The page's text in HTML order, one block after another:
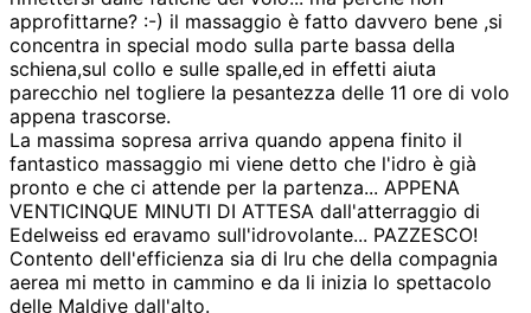
approfittarne? :-) il massaggio è fatto davvero bene ,si
concentra in special modo sulla parte bassa della
schiena,sul collo e sulle spalle,ed in effetti aiuta
parecchio nel togliere la pesantezza delle 11 ore di volo
appena trascorse.
La massima sopresa arriva quando appena finito il
fantastico massaggio mi viene detto che l'idro è già
pronto e che ci attende per la partenza... APPENA
VENTICINQUE MINUTI DI ATTESA dall'atterraggio di
Edelweiss ed eravamo sull'idrovolante... PAZZESCO!
Contento dell'efficienza sia di Iru che della compagnia
aerea mi metto in cammino e da li inizia lo spettacolo
delle Maldive dall'alto.